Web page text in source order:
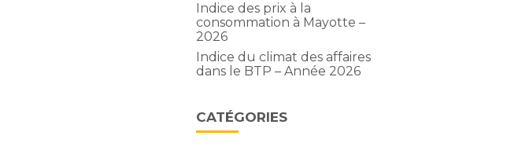
Indice des prix à la
consommation à Mayotte –
2026
Indice du climat des affaires
dans le BTP – Année 2026
CATÉGORIES